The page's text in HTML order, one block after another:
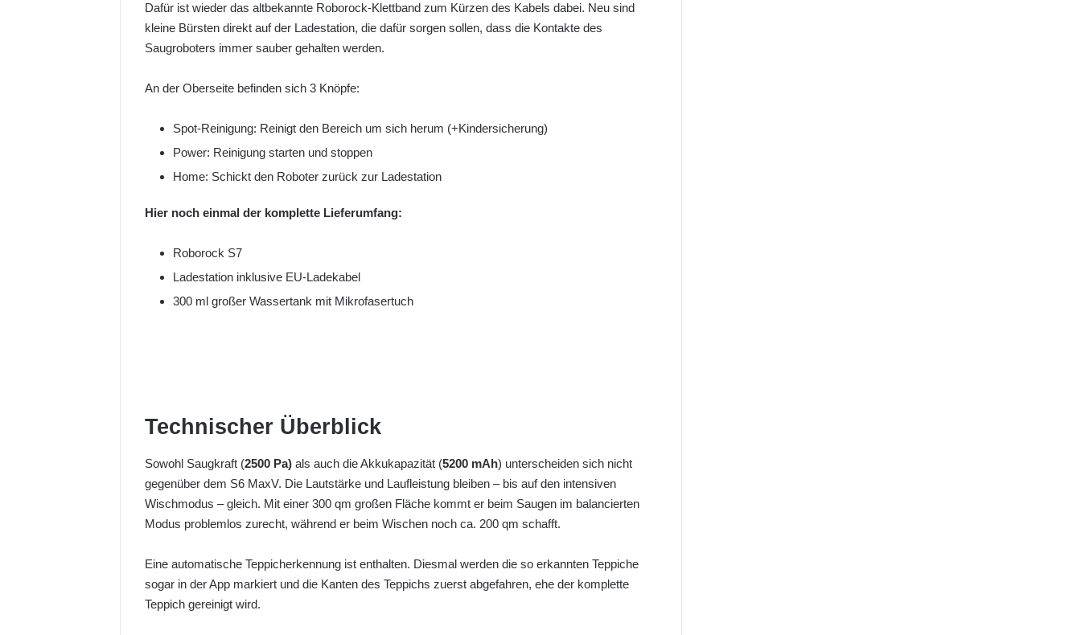
Dafür ist wieder das altbekannte Roborock-Klettband zum Kürzen des Kabels dabei. Neu sind
kleine Bürsten direkt auf der Ladestation, die dafür sorgen sollen, dass die Kontakte des
Saugroboters immer sauber gehalten werden.
An der Oberseite befinden sich 3 Knöpfe:
Spot-Reinigung: Reinigt den Bereich um sich herum (+Kindersicherung)
Power: Reinigung starten und stoppen
Home: Schickt den Roboter zurück zur Ladestation
Hier noch einmal der komplette Lieferumfang:
Roborock S7
Ladestation inklusive EU-Ladekabel
300 ml großer Wassertank mit Mikrofasertuch
Technischer Überblick
Sowohl Saugkraft (2500 Pa)als auch die Akkukapazität (5200 mAh) unterscheiden sich nicht
gegenüber dem S6 MaxV. Die Lautstärke und Laufleistung bleiben – bis auf den intensiven
Wischmodus – gleich. Mit einer 300 qm großen Fläche kommt er beim Saugen im balancierten
Modus problemlos zurecht, während er beim Wischen noch ca. 200 qm schafft.
Eine automatische Teppicherkennung ist enthalten. Diesmal werden die so erkannten Teppiche
sogar in der App markiert und die Kanten des Teppichs zuerst abgefahren, ehe der komplette
Teppich gereinigt wird.